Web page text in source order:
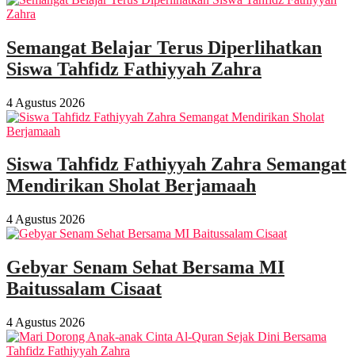
Semangat Belajar Terus Diperlihatkan
Siswa Tahfidz Fathiyyah Zahra
4 Agustus 2026
Siswa Tahfidz Fathiyyah Zahra Semangat
Mendirikan Sholat Berjamaah
4 Agustus 2026
Gebyar Senam Sehat Bersama MI
Baitussalam Cisaat
4 Agustus 2026